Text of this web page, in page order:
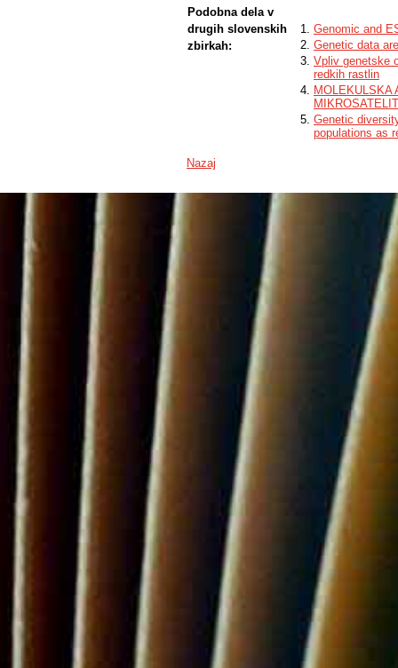
Podobna dela v
drugih slovenskih
zbirkah:
Genomic and
Genetic data
Vpliv genetske
redkih rastlin
MOLEKULSKA
Genetic
populations as
Nazaj